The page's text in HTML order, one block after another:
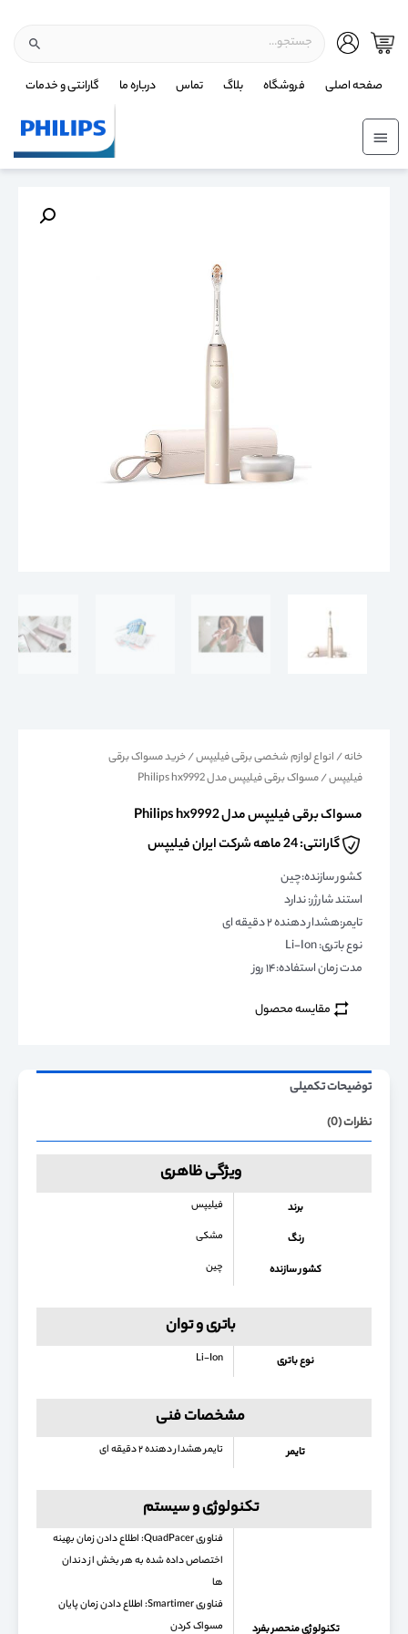
صفحه اصلی فروشگاه بلاگ تماس درباره ما گارانتی و خدمات
خانه/ انواع لوازم شخصی برقی فیلیپس/خرید مسواک برقی
فیلیپس/ مسواک برقی فیلیپس مدل Philips hx9992
مسواک برقی فیلیپس مدل Philips hx9992
گارانتی: 24 ماهه شرکت ایران فیلیپس
کشور سازنده:چین
استند شارژر: ندارد
تایمر:هشدار دهنده ۲ دقیقه ای
نوع باتری: Li-Ion
مدت زمان استفاده:۱۴ روز
مقایسه محصول
توضیحات تکمیلی
نظرات (0)
ویژگی ظاهری
برند فیلیپس
رنگ مشکی
کشور سازنده چین
باتری و توان
نوع باتری Li-Ion
مشخصات فنی
تایمر تایمر هشدار دهنده ۲ دقیقه ای
تکنولوژی و سیستم
تکنولوژی منحصر بفرد
فناوری QuadPacer: اطلاع دادن زمان بهینه
اختصاص داده شده به هر بخش از دندان
ها
فناوری Smartimer: اطلاع دادن زمان پایان
مسواک کردن